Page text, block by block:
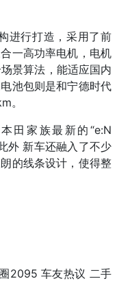
进行打造，采用了前
一高功率电机，电机
景算法，能适应国内
池包则是和宁德时代
。
田家族最新的“e:N
外 新车还融入了不少
的线条设计，使得整
2095 车友热议 二手